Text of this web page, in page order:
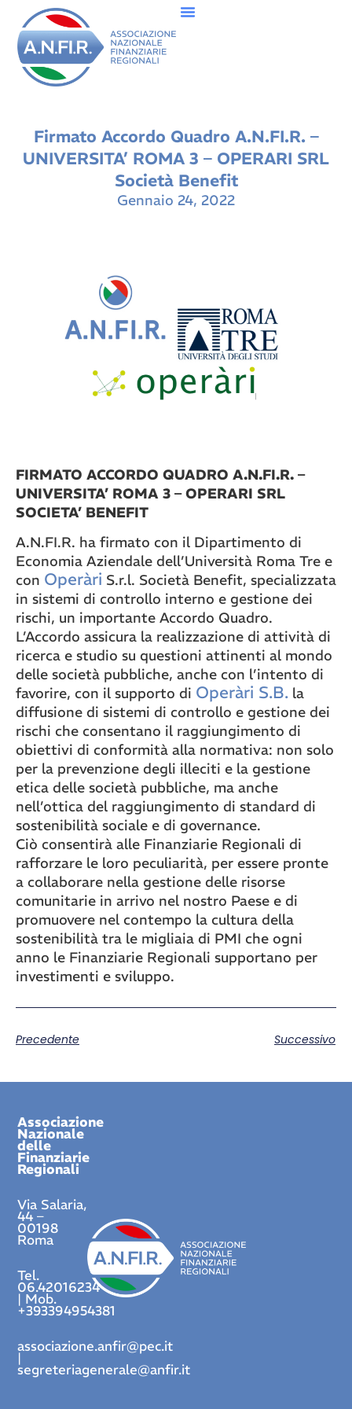
Firmato Accordo Quadro A.N.FI.R. –
UNIVERSITA’ ROMA 3 – OPERARI SRL
Società Benefit
Gennaio 24, 2022
FIRMATO ACCORDO QUADRO A.N.FI.R. –
UNIVERSITA’ ROMA 3 – OPERARI SRL
SOCIETA’ BENEFIT
A.N.FI.R. ha firmato con il Dipartimento di
Economia Aziendale dell’Università Roma Tre e
con Operàri S.r.l. Società Benefit, specializzata
in sistemi di controllo interno e gestione dei
rischi, un importante Accordo Quadro.
L’Accordo assicura la realizzazione di attività di
ricerca e studio su questioni attinenti al mondo
delle società pubbliche, anche con l’intento di
favorire, con il supporto di Operàri S.B. la
diffusione di sistemi di controllo e gestione dei
rischi che consentano il raggiungimento di
obiettivi di conformità alla normativa: non solo
per la prevenzione degli illeciti e la gestione
etica delle società pubbliche, ma anche
nell’ottica del raggiungimento di standard di
sostenibilità sociale e di governance.
Ciò consentirà alle Finanziarie Regionali di
rafforzare le loro peculiarità, per essere pronte
a collaborare nella gestione delle risorse
comunitarie in arrivo nel nostro Paese e di
promuovere nel contempo la cultura della
sostenibilità tra le migliaia di PMI che ogni
anno le Finanziarie Regionali supportano per
investimenti e sviluppo.
Precedente Successivo
Associazione
Nazionale
delle
Finanziarie
Regionali
Via Salaria,
44 –
00198
Roma
Tel.
06.42016234
| Mob.
+393394954381
associazione.anfir@pec.it
|
segreteriagenerale@anfir.it